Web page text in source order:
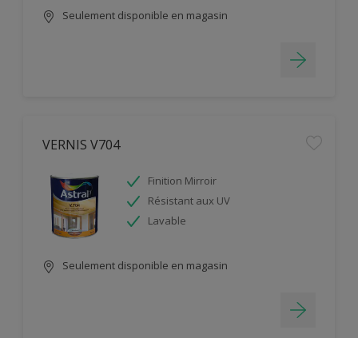
Seulement disponible en magasin
VERNIS V704
Finition Mirroir
Résistant aux UV
Lavable
Seulement disponible en magasin